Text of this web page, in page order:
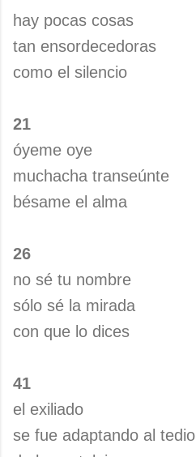
hay pocas cosas
tan ensordecedoras
como el silencio
21
óyeme oye
muchacha transeúnte
bésame el alma
26
no sé tu nombre
sólo sé la mirada
con que lo dices
41
el exiliado
se fue adaptando al tedio